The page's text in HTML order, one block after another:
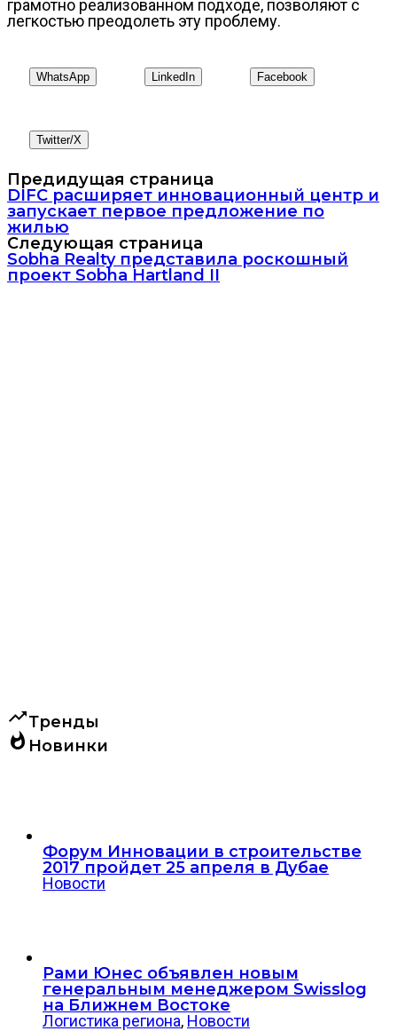
грамотно реализованном подходе, позволяют с
легкостью преодолеть эту проблему.
WhatsApp LinkedIn Facebook
Twitter/X
Предидущая страница
DIFC расширяет инновационный центр и
запускает первое предложение по
жилью
Следующая страница
Sobha Realty представила роскошный
проект Sobha Hartland II
trending_upТренды
whatshot Новинки
Форум Инновации в строительстве
2017 пройдет 25 апреля в Дубае
Новости
Рами Юнес объявлен новым
генеральным менеджером Swisslog
на Ближнем Востоке
Логистика региона, Новости